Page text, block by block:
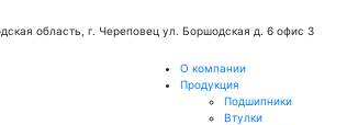
область, г. Череповец ул. Боршодская д. 6 офис 3
О компании
Продукция
Подшипники
Втулки